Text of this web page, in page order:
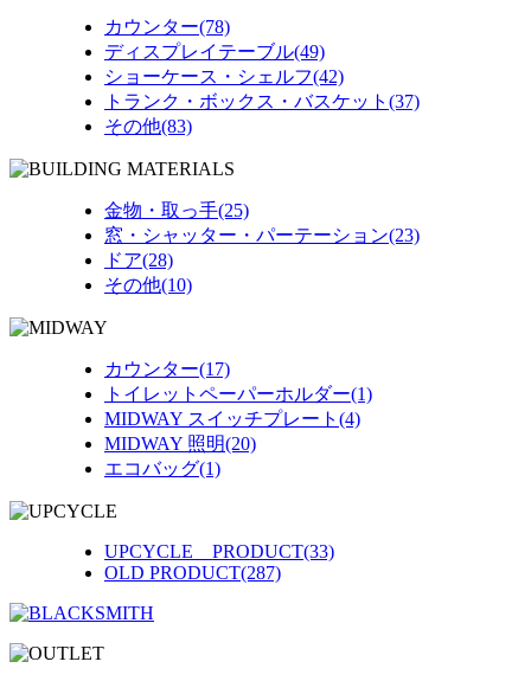
カウンター(78)
ディスプレイテーブル(49)
ショーケース・シェルフ(42)
トランク・ボックス・バスケット(37)
その他(83)
金物・取っ手(25)
窓・シャッター・パーテーション(23)
ドア(28)
その他(10)
カウンター(17)
トイレットペーパーホルダー(1)
MIDWAY スイッチプレート(4)
MIDWAY 照明(20)
エコバッグ(1)
UPCYCLE PRODUCT(33)
OLD PRODUCT(287)